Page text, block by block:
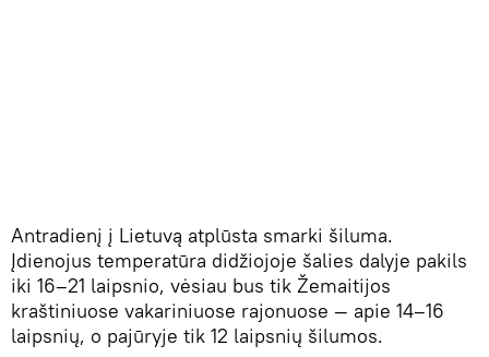
Antradienį į Lietuvą atplūsta smarki šiluma.
Įdienojus temperatūra didžiojoje šalies dalyje pakils
iki 16–21 laipsnio, vėsiau bus tik Žemaitijos
kraštiniuose vakariniuose rajonuose — apie 14–16
laipsnių, o pajūryje tik 12 laipsnių šilumos.